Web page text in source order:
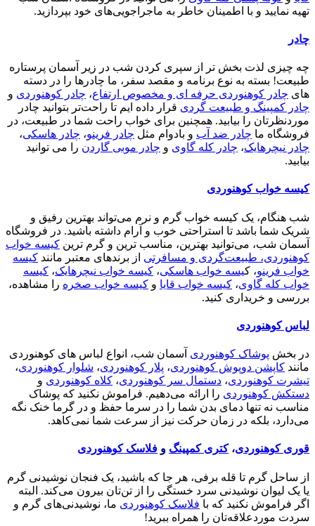
تهیه نمایید و با اطمینان خاطر به ماجراجویی‌های خود بپردازید.
چادر
چه چیزی لذت بخش تر از سپری کردن شب در زیر آسمان پرستاره
طبیعت! بسته به نوع برنامه و مقصد سفر، ما چادرها را در دسته
های چادر کوهنوردی حرفه ای و مخصوص ارتفاع، چادر کوهنوردی و
چادر کمپینگ و طبیعت گردی قرار داده ایم تا راحت‌تر بتوانید چادر
موردنظرتان را بیابید. همچنین برای خواب راحت شما در طبیعت، در
فروشگاه ما چادر ضد آب و بادوام مثل چادر فرینو، چادر هاسکی،
چادر نیچرهایک، چادر کله گاوی و چادر موبی گاردن را می توانید
بیابید.
کیسه خواب کوهنوردی
شب هنگام، یک کیسه خواب گرم و نرم می‌تواند بهترین رفیق و
شریک شما باشد تا استراحتی خوب و آرام داشته باشید. در فروشگاه
آسمان شب، می‌توانید بهترین، مناسب ترین و گرم ترین کیسه خواب
کوهنوردی، طبیعت‌گردی و مسافرتی از برندهای معتبر مانند کیسه
خواب فرینو، کیسه خواب هاسکی، کیسه خواب نیچرهایک، کیسه
خواب کله گاوی، کیسه خواب قایا و کیسه خواب صخره را مشاهده،
بررسی و خریداری کنید.
لباس کوهنوردی
در بخش پوشاک کوهنوردی آسمان شب، انواع لباس های کوهنوردی
مانند کاپشن دوپوش کوهنوردی، پلار کوهنوردی، شلوار کوهنوردی،
تیشرت کوهنوردی، دستمال سر کوهنوردی، کلاه کوهنوردی و
دستکش کوهنوردی را ارائه می‌دهیم. فراموش نکنید که پوشاک
مناسب نه تنها دمای بدن شما را در سرما حفظ و در گرما خنک نگه
می‌دارد، بلکه در زمان حرکت نیز از سرعت شما نمی‌کاهد.
قوری کوهنوردی، کتری کمپینگ و فلاسک کوهنوردی
از ساحل گرم تا قله برفی، هر جا که باشید، یک فنجان نوشیدنی گرم
یا یک لیوان نوشیدنی سرد خستگی را از تن‌تان بیرون می‌کند. البته
اگر فراموش نکنید که با فلاسک کوهنوردی ما، نوشیدنی‌های گرم و
سردت موردعلاقه‌تان را همراه ببرید!